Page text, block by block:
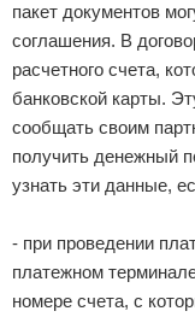
пакет документов
соглашения. В
расчетного счета,
банковской карты.
сообщать своим
получить денежный
узнать эти данные,
- при проведении
платежном
номере счета, с